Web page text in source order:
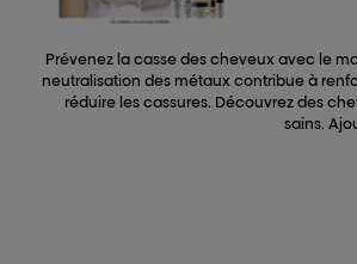
Prévenez la casse des cheveux avec le
neutralisation des métaux contribue à
réduire les cassures. Découvrez des
sains.